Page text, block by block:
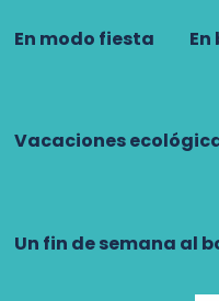
En modo fiesta
Vacaciones
Un fin de semana al
e ideas para las
bandeja de